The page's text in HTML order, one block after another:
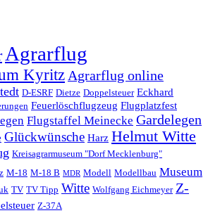
Agrarflug
Kyritz Agrarflug online
D-ESRF Dietze Doppelsteuer Eckhard
Feuerlöschflugzeug Flugplatzfest
Flugstaffel Meinecke Gardelegen
Glückwünsche Harz Helmut Witte
Kreisagrarmuseum "Dorf Mecklenburg"
M-18 M-18 B MDR Modell Modellbau Museum
TV TV Tipp Witte Wolfgang Eichmeyer Z-
Z-37A